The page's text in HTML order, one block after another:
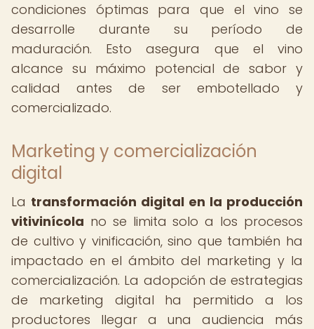
condiciones óptimas para que el vino se
desarrolle durante su período de
maduración. Esto asegura que el vino
alcance su máximo potencial de sabor y
calidad antes de ser embotellado y
comercializado.
Marketing y comercialización
digital
La transformación digital en la producción
vitivinícola no se limita solo a los procesos
de cultivo y vinificación, sino que también ha
impactado en el ámbito del marketing y la
comercialización. La adopción de estrategias
de marketing digital ha permitido a los
productores llegar a una audiencia más